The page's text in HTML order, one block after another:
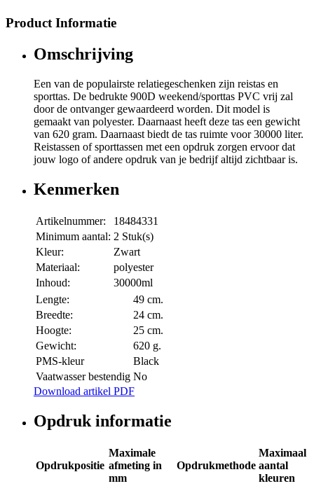
Product Informatie
Omschrijving
Een van de populairste relatiegeschenken zijn reistas en
sporttas. De bedrukte 900D weekend/sporttas PVC vrij zal
door de ontvanger gewaardeerd worden. Dit model is
gemaakt van polyester. Daarnaast heeft deze tas een gewicht
van 620 gram. Daarnaast biedt de tas ruimte voor 30000 liter.
Reistassen of sporttassen met een opdruk zorgen ervoor dat
jouw logo of andere opdruk van je bedrijf altijd zichtbaar is.
Kenmerken
Artikelnummer:
18484331
Minimum aantal: 2 Stuk(s)
Kleur:
Zwart
Materiaal:
polyester
Inhoud:
30000ml
Lengte:
49 cm.
Breedte:
24 cm.
Hoogte:
25 cm.
Gewicht:
620 g.
PMS-kleur
Black
Vaatwasser bestendig No
Download artikel PDF
Opdruk informatie
Opdrukpositie
Maximale
afmeting in
mm
Opdrukmethode
Maximaal
aantal
kleuren